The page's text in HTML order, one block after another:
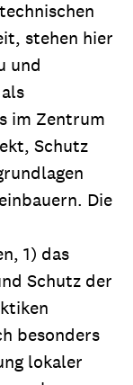
stehen hier
und
im Zentrum
Schutz
Die
1) das
Schutz der
besonders
lokaler